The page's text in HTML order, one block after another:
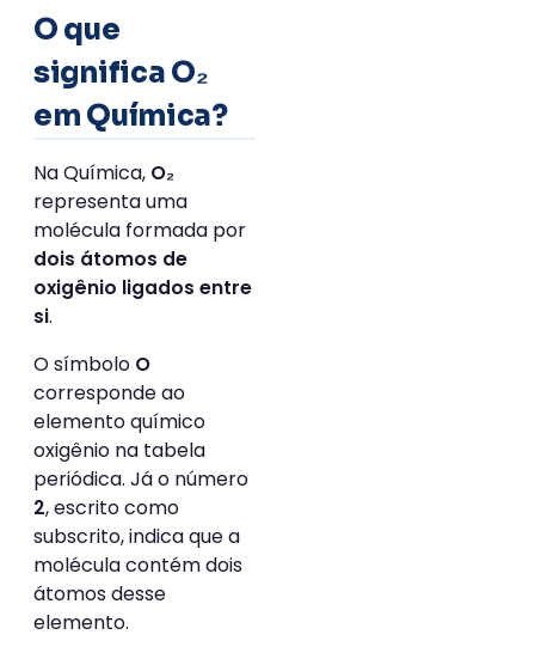
O que
significa O₂
em Química?
Na Química, O₂
representa uma
molécula formada por
dois átomos de
oxigênio ligados entre
si.
O símbolo O
corresponde ao
elemento químico
oxigênio na tabela
periódica. Já o número
2, escrito como
subscrito, indica que a
molécula contém dois
átomos desse
elemento.